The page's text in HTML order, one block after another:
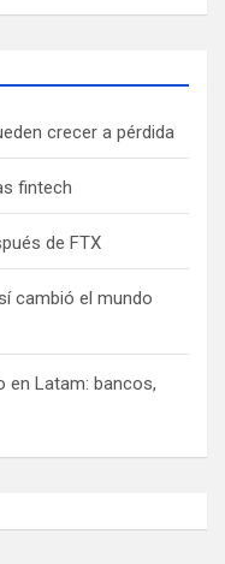
crecer a pérdida
fintech
de FTX
cambió el mundo
en Latam: bancos,